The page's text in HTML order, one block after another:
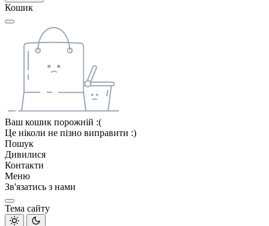
Кошик
Ваш кошик порожній :(
Це ніколи не пізно виправити :)
Пошук
Дивилися
Контакти
Меню
Зв'язатись з нами
Тема сайту